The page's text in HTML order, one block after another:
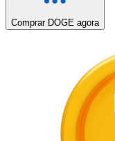
Comprar DOGE agora